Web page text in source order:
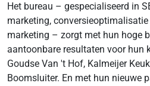
Het bureau – gespecialiseerd in
marketing,
marketing – zorgt met hun hoge
aantoonbare resultaten voor hun
Goudse Van 't Hof, Kalmeijer
Boomsluiter. En met hun nieuwe